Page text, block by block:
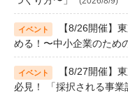
【8/26開催】
める！〜中小企業のため
【8/27開催】
必見！ 「採択される事業